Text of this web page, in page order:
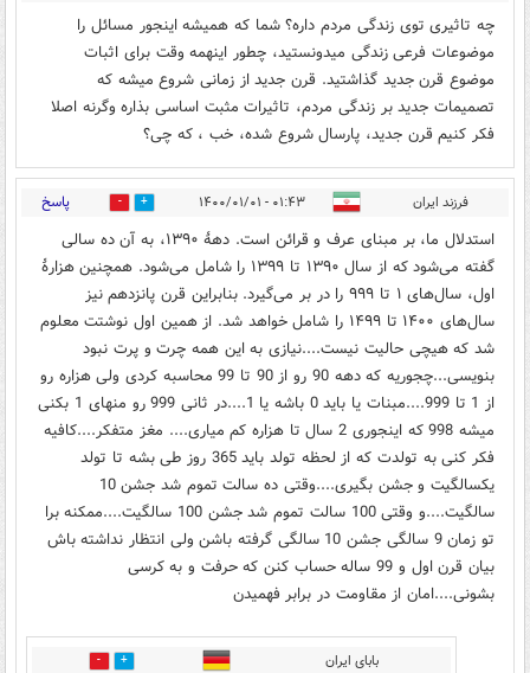
چه تاثیری توی زندگی مردم داره؟ شما که همیشه اینجور مسائل را
موضوعات فرعی زندگی میدونستید، چطور اینهمه وقت برای اثبات
موضوع قرن جدید گذاشتید. قرن جدید از زمانی شروع میشه که
تصمیمات جدید بر زندگی مردم، تاثیرات مثبت اساسی بذاره وگرنه اصلا
فکر کنیم قرن جدید، پارسال شروع شده، خب ، که چی؟
فرزند ایران ۰۱:۴۳ - ۱۴۰۰/۰۱/۰۱ 4 پاسخ
استدلال ما، بر مبنای عرف و قرائن است. دهۀ ۱۳۹۰، به آن ده سالی
گفته می‌شود که از سال ۱۳۹۰ تا ۱۳۹۹ را شامل می‌شود. همچنین هزارۀ
اول، سال‌های ۱ تا ۹۹۹ را در بر می‌گیرد. بنابراین قرن پانزدهم نیز
سال‌های ۱۴۰۰ تا ۱۴۹۹ را شامل خواهد شد. از همین اول نوشتت معلوم
شد که هیچی حالیت نیست....نیازی به این همه چرت و پرت نبود
بنویسی...چجوریه که دهه 90 رو از 90 تا 99 محاسبه کردی ولی هزاره رو
از 1 تا 999....مبنات یا باید 0 باشه یا 1....در ثانی 999 رو منهای 1 بکنی
میشه 998 که اینجوری 2 سال تا هزاره کم میاری.... مغز متفکر....کافیه
فکر کنی به تولدت که از لحظه تولد باید 365 روز طی بشه تا تولد
یکسالگیت و جشن بگیری....وقتی ده سالت تموم شد جشن 10
سالگیت....و وقتی 100 سالت تموم شد جشن 100 سالگیت....ممکنه برا
تو زمان 9 سالگی جشن 10 سالگی گرفته باشن ولی انتظار نداشته باش
بیان قرن اول و 99 ساله حساب کنن که حرفت و به کرسی
بشونی....امان از مقاومت در برابر فهمیدن
بابای ایران 3